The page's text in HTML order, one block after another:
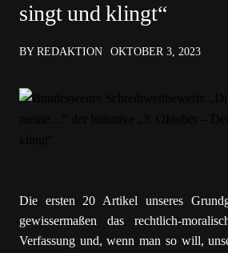
singt und klingt“
BY REDAKTION OKTOBER 3, 2023
Die ersten 20 Artikel unseres
gewissermaßen das rechtlich-
Verfassung und, wenn man so will,